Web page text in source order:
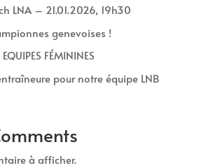
LNA – 21.01.2026, 19h30
genevoises !
FÉMININES
pour notre équipe LNB
à afficher.